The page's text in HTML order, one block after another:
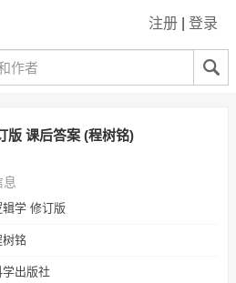
注册 登录
版 课后答案 (程树铭)
辑学 修订版
树铭
学出版社